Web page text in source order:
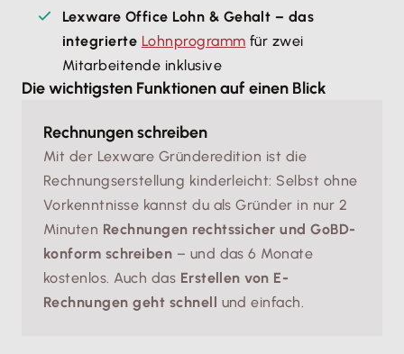
Lexware Office Lohn & Gehalt – das
integrierte Lohnprogramm für zwei
Mitarbeitende inklusive
Die wichtigsten Funktionen auf einen Blick
Rechnungen schreiben
Mit der Lexware Gründeredition ist die
Rechnungserstellung kinderleicht: Selbst ohne
Vorkenntnisse kannst du als Gründer in nur 2
Minuten Rechnungen rechtssicher und GoBD-
konform schreiben – und das 6 Monate
kostenlos. Auch das Erstellen von E-
Rechnungen geht schnell
und einfach.